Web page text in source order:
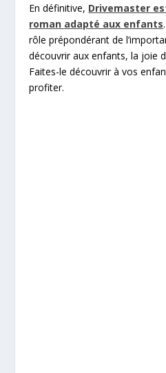
En définitive, Drivemaster
roman adapté aux enfants
rôle prépondérant de
découvrir aux enfants, la joie
Faites-le découvrir à vos
profiter.